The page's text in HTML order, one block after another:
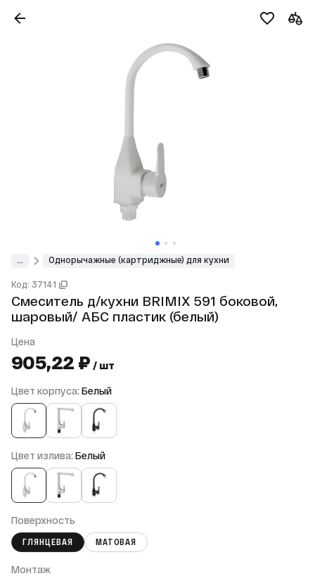
Однорычажные (картриджные) для кухни
Код: 37141
Смеситель д/кухни BRIMIX 591 боковой,
шаровый/ АБС пластик (белый)
Цена
905,22 ₽ / шт
Цвет корпуса: Белый
Цвет излива: Белый
Поверхность
ГЛЯНЦЕВАЯ МАТОВАЯ
Монтаж